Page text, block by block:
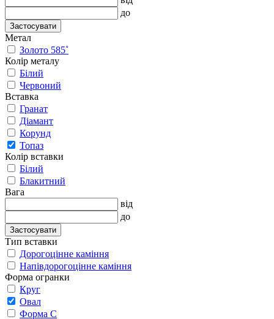
до
Застосувати
Метал
Золото 585˚
Колір металу
Білий
Червоний
Вставка
Гранат
Діамант
Корунд
Топаз
Колір вставки
Білий
Блакитний
Вага
від
до
Застосувати
Тип вставки
Дорогоцінне каміння
Напівдорогоцінне каміння
Форма огранки
Круг
Овал
Форма С